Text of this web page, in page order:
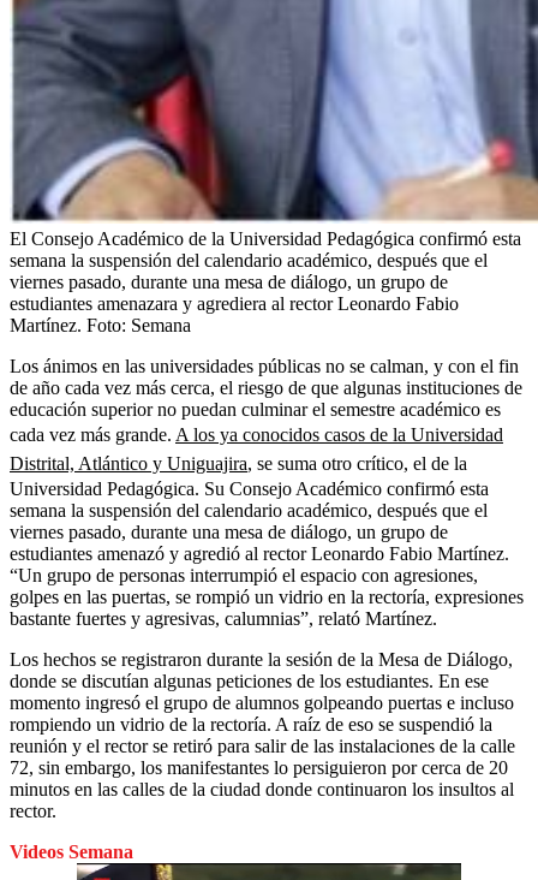
El Consejo Académico de la Universidad Pedagógica confirmó esta
semana la suspensión del calendario académico, después que el
viernes pasado, durante una mesa de diálogo, un grupo de
estudiantes amenazara y agrediera al rector Leonardo Fabio
Martínez. Foto: Semana
Los ánimos en las universidades públicas no se calman, y con el fin
de año cada vez más cerca, el riesgo de que algunas instituciones de
educación superior no puedan culminar el semestre académico es
cada vez más grande. A los ya conocidos casos de la Universidad
Distrital, Atlántico y Uniguajira, se suma otro crítico, el de la
Universidad Pedagógica. Su Consejo Académico confirmó esta
semana la suspensión del calendario académico, después que el
viernes pasado, durante una mesa de diálogo, un grupo de
estudiantes amenazó y agredió al rector Leonardo Fabio Martínez.
“Un grupo de personas interrumpió el espacio con agresiones,
golpes en las puertas, se rompió un vidrio en la rectoría, expresiones
bastante fuertes y agresivas, calumnias”, relató Martínez.
Los hechos se registraron durante la sesión de la Mesa de Diálogo,
donde se discutían algunas peticiones de los estudiantes. En ese
momento ingresó el grupo de alumnos golpeando puertas e incluso
rompiendo un vidrio de la rectoría. A raíz de eso se suspendió la
reunión y el rector se retiró para salir de las instalaciones de la calle
72, sin embargo, los manifestantes lo persiguieron por cerca de 20
minutos en las calles de la ciudad donde continuaron los insultos al
rector.
Videos Semana